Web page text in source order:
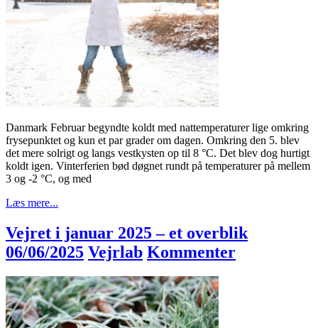
Danmark Februar begyndte koldt med nattemperaturer lige omkring
frysepunktet og kun et par grader om dagen. Omkring den 5. blev
det mere solrigt og langs vestkysten op til 8 °C. Det blev dog hurtigt
koldt igen. Vinterferien bød døgnet rundt på temperaturer på mellem
3 og -2 °C, og med
Læs mere...
Vejret i januar 2025 – et overblik
06/06/2025 Vejrlab Kommenter